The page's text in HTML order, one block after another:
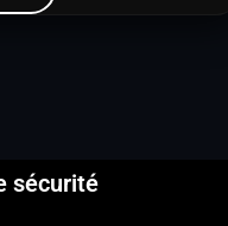
sécurité